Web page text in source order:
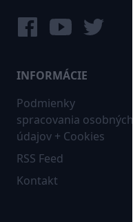
INFORMÁCIE
Podmienky
spracovania osobných
údajov + Cookies
RSS Feed
Kontakt